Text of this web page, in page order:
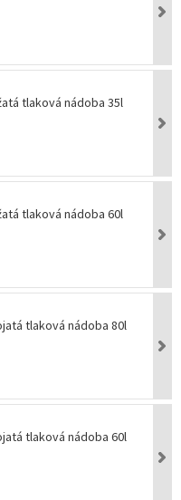
tlaková nádoba 35l
tlaková nádoba 60l
tlaková nádoba 80l
tlaková nádoba 60l